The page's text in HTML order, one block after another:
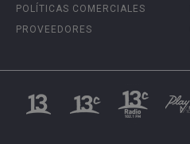
POLÍTICAS COMERCIALES
PROVEEDORES